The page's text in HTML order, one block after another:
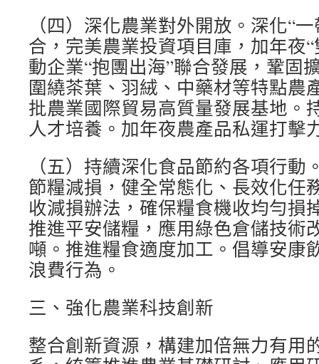
（四）深化農業對外開放。深化“
合，完美農業投資項目庫，加年夜
動企業“抱團出海”聯合發展，鞏固
圍繞茶葉、羽絨、中藥材等特點農
批農業國際貿易高質量發展基地。
人才培養。加年夜農產品私運打擊
（五）持續深化食品節約各項行動
節糧減損，健全常態化、長效化任
收減損辦法，確保糧食機收均勻損
推進平安儲糧，應用綠色倉儲技術
噸。推進糧食適度加工。倡導安康
浪費行為。
三、強化農業科技創新
整合創新資源，構建加倍無力有用